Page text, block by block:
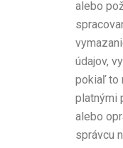
alebo
údajov,
pokiaľ to
platnými
alebo
správcu